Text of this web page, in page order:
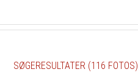
SØGERESULTATER (116 FOTOS)